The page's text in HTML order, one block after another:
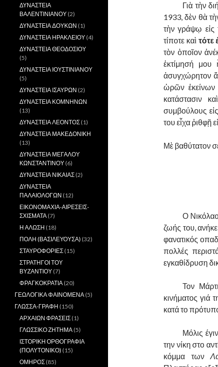
Γιὰ τὴν
1933, δὲν θὰ
τὴν γράψῳ εἰς
τίποτε καὶ τότε
τὸν ὁποῖον
ἐκτίμησή μου
ἀσυγχώρητον
ὡρῶν ἐκείνων
κατάστασιν
συμβούλους
του εἶχα ῥιθφῇ
Μὲ βαθύτατον
Ο
ζωής του,
φανατικός
πολλές
εγκαθίδρυση
Τον
κινήματος γιά
κατά το
Μόλις
την νίκη στο
κόμμα των
ΔΥΝΑΣΤΕΙΑ
ΒΑΛΕΝΤΙΝΙΑΝΟΥ (2)
ΔΥΝΑΣΤΕΙΑ ΔΟΥΚΩΝ (1)
ΔΥΝΑΣΤΕΙΑ ΗΡΑΚΛΕΙΟΥ (4)
ΔΥΝΑΣΤΕΙΑ ΘΕΟΔΟΣΙΟΥ
(5)
ΔΥΝΑΣΤΕΙΑ ΙΟΥΣΤΙΝΙΑΝΟΥ
(5)
ΔΥΝΑΣΤΕΙΑ ΙΣΑΥΡΩΝ (2)
ΔΥΝΑΣΤΕΙΑ ΚΟΜΝΗΝΩΝ
(13)
ΔΥΝΑΣΤΕΙΑ ΛΕΟΝΤΟΣ (1)
ΔΥΝΑΣΤΕΙΑ ΜΑΚΕΔΟΝΙΚΗ
(13)
ΔΥΝΑΣΤΕΙΑ ΜΕΓΑΛΟΥ
ΚΩΝΣΤΑΝΤΙΝΟΥ (6)
ΔΥΝΑΣΤΕΙΑ ΝΙΚΑΙΑΣ (2)
ΔΥΝΑΣΤΕΙΑ
ΠΑΛΑΙΟΛΟΓΩΝ (12)
ΕΙΚΟΝΟΜΑΧΙΑ-ΑΙΡΕΣΕΙΣ-
ΣΧΙΣΜΑΤΑ (7)
Η ΑΛΩΣΗ (18)
ΠΟΛΗ (ΒΑΣΙΛΕΥΟΥΣΑ) (32)
ΣΤΑΥΡΟΦΟΡΙΕΣ (15)
ΣΤΡΑΤΗΓΟΙ ΤΟΥ
ΒΥΖΑΝΤΙΟΥ (7)
ΦΡΑΓΚΟΚΡΑΤΙΑ (20)
ΓΕΩΛΟΓΙΚΑ ΦΑΙΝΟΜΕΝΑ (5)
ΓΛΩΣΣΑ-ΓΡΑΦΗ (150)
ΑΡΧΑΙΩΝ ΦΡΑΣΕΙΣ (1)
ΓΛΩΣΣΙΚΟ ΖΗΤΗΜΑ (5)
ΙΣΤΟΡΙΚΗ ΟΡΘΟΓΡΑΦΙΑ
(ΠΟΛΥΤΟΝΙΚΟ) (15)
ΟΜΗΡΟΣ (85)